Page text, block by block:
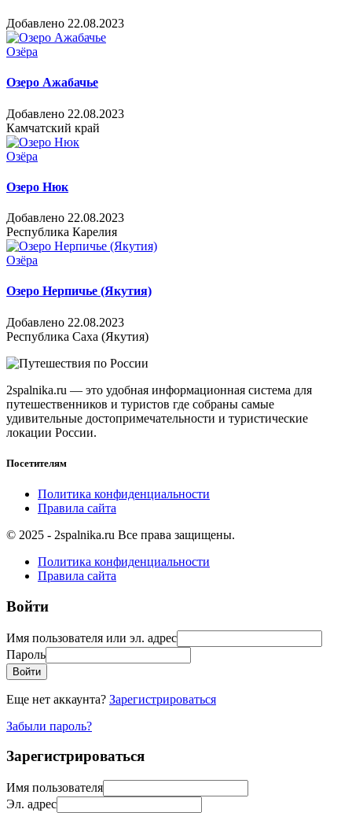
Добавлено 22.08.2023
Озёра
Озеро Ажабачье
Добавлено 22.08.2023
Камчатский край
Озёра
Озеро Нюк
Добавлено 22.08.2023
Республика Карелия
Озёра
Озеро Нерпичье (Якутия)
Добавлено 22.08.2023
Республика Саха (Якутия)
2spalnika.ru — это удобная информационная система для
путешественников и туристов где собраны самые
удивительные достопримечательности и туристические
локации России.
Посетителям
Политика конфиденциальности
Правила сайта
© 2025 - 2spalnika.ru Все права защищены.
Политика конфиденциальности
Правила сайта
Войти
Имя пользователя или эл. адрес
Пароль
Войти
Еще нет аккаунта? Зарегистрироваться
Забыли пароль?
Зарегистрироваться
Имя пользователя
Эл. адрес